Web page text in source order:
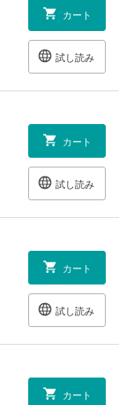
カート
試し読み
カート
試し読み
カート
試し読み
カート